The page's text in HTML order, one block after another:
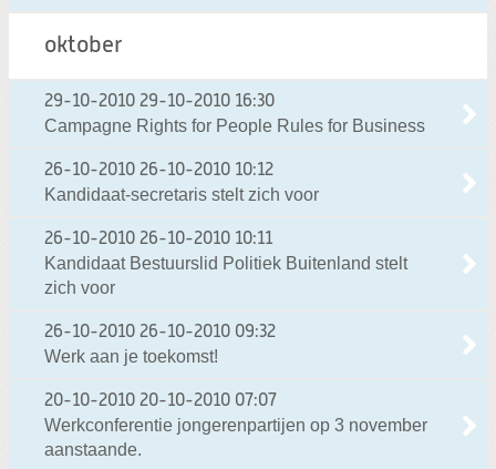
oktober
29-10-2010 29-10-2010 16:30
Campagne Rights for People Rules for Business
26-10-2010 26-10-2010 10:12
Kandidaat-secretaris stelt zich voor
26-10-2010 26-10-2010 10:11
Kandidaat Bestuurslid Politiek Buitenland stelt
zich voor
26-10-2010 26-10-2010 09:32
Werk aan je toekomst!
20-10-2010 20-10-2010 07:07
Werkconferentie jongerenpartijen op 3 november
aanstaande.